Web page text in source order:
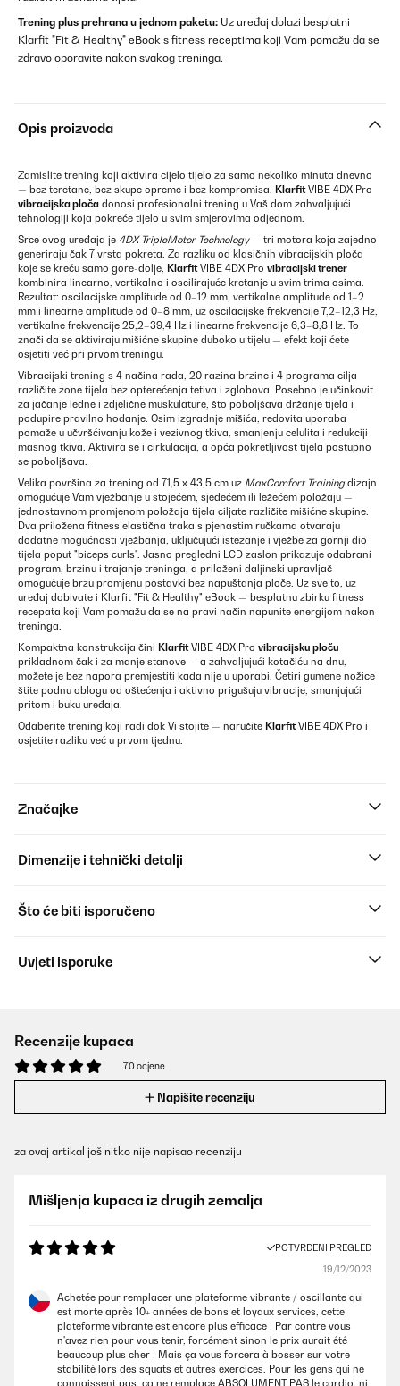
Trening plus prehrana u jednom paketu: Uz uređaj dolazi besplatni
Klarfit "Fit & Healthy" eBook s fitness receptima koji Vam pomažu da se
zdravo oporavite nakon svakog treninga.
Opis proizvoda
Zamislite trening koji aktivira cijelo tijelo za samo nekoliko minuta dnevno
— bez teretane, bez skupe opreme i bez kompromisa. KlarfitVIBE 4DX Pro
vibracijska ploča donosi profesionalni trening u Vaš dom zahvaljujući
tehnologiji koja pokreće tijelo u svim smjerovima odjednom.
Srce ovog uređaja je 4DX TripleMotor Technology— tri motora koja zajedno
generiraju čak 7 vrsta pokreta. Za razliku od klasičnih vibracijskih ploča
koje se kreću samo gore-dolje, KlarfitVIBE 4DX Pro vibracijski trener
kombinira linearno, vertikalno i oscilirajuće kretanje u svim trima osima.
Rezultat: oscilacijske amplitude od 0–12 mm, vertikalne amplitude od 1–2
mm i linearne amplitude od 0–8 mm, uz oscilacijske frekvencije 7,2–12,3 Hz,
vertikalne frekvencije 25,2–39,4 Hz i linearne frekvencije 6,3–8,8 Hz. To
znači da se aktiviraju mišićne skupine duboko u tijelu — efekt koji ćete
osjetiti već pri prvom treningu.
Vibracijski trening s 4 načina rada, 20 razina brzine i 4 programa cilja
različite zone tijela bez opterećenja tetiva i zglobova. Posebno je učinkovit
za jačanje leđne i zdjelične muskulature, što poboljšava držanje tijela i
podupire pravilno hodanje. Osim izgradnje mišića, redovita uporaba
pomaže u učvršćivanju kože i vezivnog tkiva, smanjenju celulita i redukciji
masnog tkiva. Aktivira se i cirkulacija, a opća pokretljivost tijela postupno
se poboljšava.
Velika površina za trening od 71,5 x 43,5 cm uz MaxComfort Training dizajn
omogućuje Vam vježbanje u stojećem, sjedećem ili ležećem položaju —
jednostavnom promjenom položaja tijela ciljate različite mišićne skupine.
Dva priložena fitness elastična traka s pjenastim ručkama otvaraju
dodatne mogućnosti vježbanja, uključujući istezanje i vježbe za gornji dio
tijela poput "biceps curls". Jasno pregledni LCD zaslon prikazuje odabrani
program, brzinu i trajanje treninga, a priloženi daljinski upravljač
omogućuje brzu promjenu postavki bez napuštanja ploče. Uz sve to, uz
uređaj dobivate i Klarfit "Fit & Healthy" eBook — besplatnu zbirku fitness
recepata koji Vam pomažu da se na pravi način napunite energijom nakon
treninga.
Kompaktna konstrukcija čini KlarfitVIBE 4DX Pro vibracijsku ploču
prikladnom čak i za manje stanove — a zahvaljujući kotačiću na dnu,
možete je bez napora premjestiti kada nije u uporabi. Četiri gumene nožice
štite podnu oblogu od oštećenja i aktivno prigušuju vibracije, smanjujući
pritom i buku uređaja.
Odaberite trening koji radi dok Vi stojite — naručite KlarfitVIBE 4DX Pro i
osjetite razliku već u prvom tjednu.
Značajke
Dimenzije i tehnički detalji
Što će biti isporučeno
Uvjeti isporuke
Recenzije kupaca
70 ocjene
Napišite recenziju
za ovaj artikal još nitko nije napisao recenziju
Mišljenja kupaca iz drugih zemalja
POTVRĐENI PREGLED
19/12/2023
Achetée pour remplacer une plateforme vibrante / oscillante qui
est morte après 10+ années de bons et loyaux services, cette
plateforme vibrante est encore plus efficace ! Par contre vous
n'avez rien pour vous tenir, forcément sinon le prix aurait été
beaucoup plus cher ! Mais ça vous forcera à bosser sur votre
stabilité lors des squats et autres exercices. Pour les gens qui ne
connaissent pas, ça ne remplace ABSOLUMENT PAS le cardio, ni